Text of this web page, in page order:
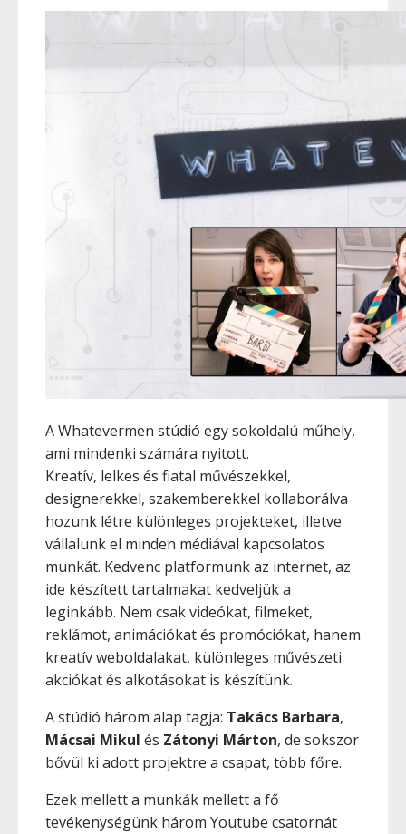
A Whatevermen stúdió egy sokoldalú műhely,
ami mindenki számára nyitott.
Kreatív, lelkes és fiatal művészekkel,
designerekkel, szakemberekkel kollaborálva
hozunk létre különleges projekteket, illetve
vállalunk el minden médiával kapcsolatos
munkát. Kedvenc platformunk az internet, az
ide készített tartalmakat kedveljük a
leginkább. Nem csak videókat, filmeket,
reklámot, animációkat és promóciókat, hanem
kreatív weboldalakat, különleges művészeti
akciókat és alkotásokat is készítünk.
A stúdió három alap tagja: Takács Barbara,
Mácsai Mikul és Zátonyi Márton, de sokszor
bővül ki adott projektre a csapat, több főre.
Ezek mellett a munkák mellett a fő
tevékenységünk három Youtube csatornát